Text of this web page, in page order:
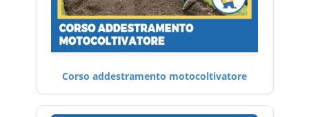
Corso addestramento motocoltivatore